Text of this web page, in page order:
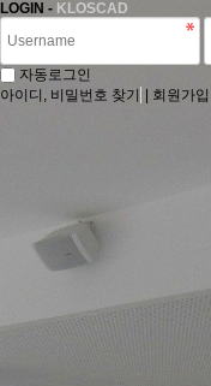
LOGIN - KLOSCAD
자동로그인
아이디, 비밀번호 찾기
회원가입